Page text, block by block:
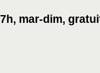
mar-dim,